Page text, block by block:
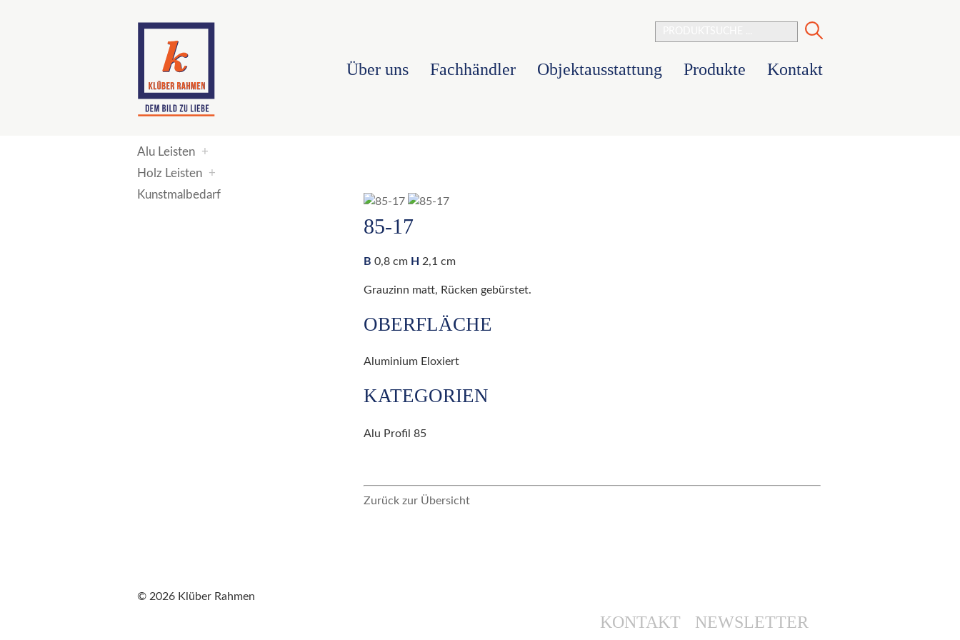
Über uns Fachhändler Objektausstattung Produkte Kontakt
Alu Leisten +
Holz Leisten +
Kunstmalbedarf
85-17
B 0,8 cm H 2,1 cm
Grauzinn matt, Rücken gebürstet.
OBERFLÄCHE
Aluminium Eloxiert
KATEGORIEN
Alu Profil 85
Zurück zur Übersicht
© 2026 Klüber Rahmen
NEWSLETTER
KONTAKT